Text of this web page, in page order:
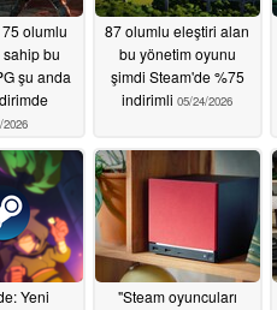
olumlu
bu
şu anda
2026
87 olumlu eleştiri alan
bu yönetim oyunu
şimdi Steam'de %75
indirimli 05/24/2026
Yeni
"Steam oyuncuları